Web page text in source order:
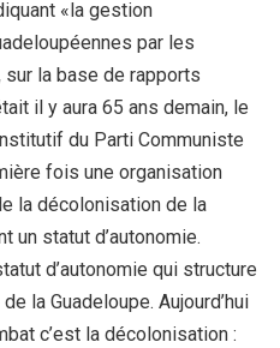
«la gestion
par les
la base de rapports
il y aura 65 ans demain, le
du Parti Communiste
fois une organisation
la décolonisation de la
un statut d’autonomie.
d’autonomie qui structure
la Guadeloupe. Aujourd’hui
c’est la décolonisation :